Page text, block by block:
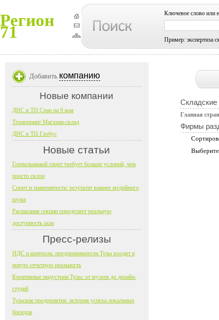
Регион
71
Ключевое слово или
Пример: экспертиза
Складские
Главная
Фирмы
Добавить компанию
Новые компании
ДНС в ТЦ Спар на 9 мая
Технопоинт Магазин-склад
ДНС в ТЦ Глобус
Новые статьи
Горнолыжный спорт требует больше условий, чем
просто склон
Спорт и знаменитости: результат важнее медийного
шума
Расписание секции определяет реальную
доступность зала
Пресс-релизы
НДС и контроль: предприниматели Тулы входят в
новую отчетную реальность
Креативные индустрии Тулы: от музеев до дизайн-
студий
Тульские предприятия: история успеха локальных
брендов